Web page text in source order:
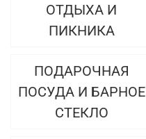
ОТДЫХА И
ПИКНИКА
ПОДАРОЧНАЯ
ПОСУДА И БАРНОЕ
СТЕКЛО